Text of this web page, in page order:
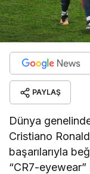
PAYLAŞ
Dünya
Cristiano
başarılarıyla
“CR7-